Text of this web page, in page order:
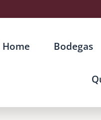
Home Bodegas